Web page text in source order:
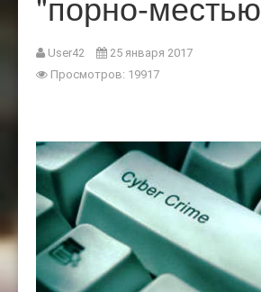
User42
25 января 2017
Просмотров: 19917